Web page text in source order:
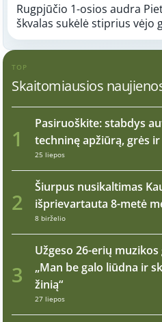
Rugpjūčio 1-osios audra
škvalas sukėlė stiprius vėjo
TOP
Skaitomiausios
1
Pasiruoškite: stabdys
techninę apžiūrą, grės
25 liepos
2
Šiurpus nusikaltimas
išprievartauta 8-metė
8 birželio
3
Užgeso 26-erių
„Man be galo liūdna ir
žinią“
27 liepos